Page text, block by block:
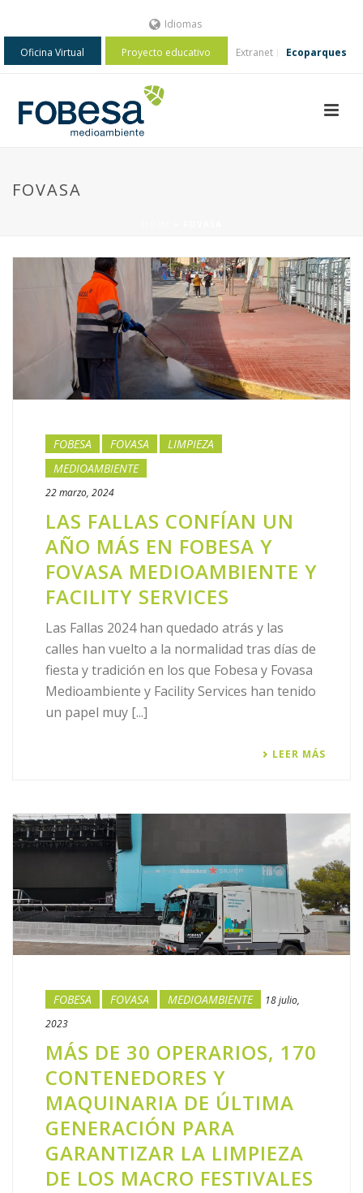
Idiomas
Oficina Virtual Proyecto educativo Extranet Ecoparques
FOVASA
FOBESA FOVASA
LIMPIEZA
MEDIOAMBIENTE
22 marzo, 2024
LAS FALLAS CONFÍAN UN
AÑO MÁS EN FOBESA Y
FOVASA MEDIOAMBIENTE Y
FACILITY SERVICES
Las Fallas 2024 han quedado atrás y las
calles han vuelto a la normalidad tras días de
fiesta y tradición en los que Fobesa y Fovasa
Medioambiente y Facility Services han tenido
un papel muy [...]
LEER MÁS
FOBESA FOVASA MEDIOAMBIENTE
18 julio,
2023
MÁS DE 30 OPERARIOS, 170
CONTENEDORES Y
MAQUINARIA DE ÚLTIMA
GENERACIÓN PARA
GARANTIZAR LA LIMPIEZA
DE LOS MACRO FESTIVALES